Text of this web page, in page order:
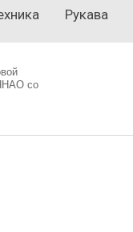
Рукава
со